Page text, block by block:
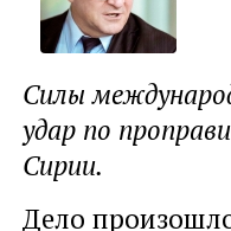
Силы
удар по
Сирии.
Дело